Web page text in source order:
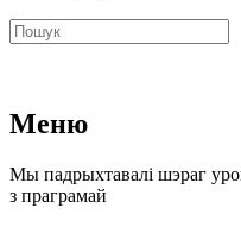
Меню
Мы падрыхтавалі шэраг
з праграмай